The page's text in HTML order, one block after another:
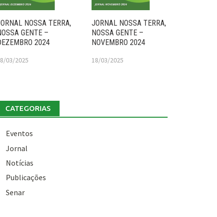
NOSSA TERRA,
GENTE –
2024
03/2025
JORNAL NOSSA TERRA,
NOSSA GENTE –
NOVEMBRO 2024
18/03/2025
CATEGORIAS
Eventos
Jornal
Notícias
Publicações
Senar